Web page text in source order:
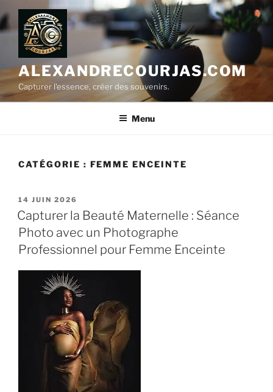
Aller
au
contenu
principal
ALEXANDRECOURJAS.COM
Capturer l'essence, créer des souvenirs.
Menu
CATÉGORIE : FEMME ENCEINTE
PUBLIÉ
LE
14 JUIN 2026
Capturer la Beauté Maternelle : Séance
Photo avec un Photographe
Professionnel pour Femme Enceinte